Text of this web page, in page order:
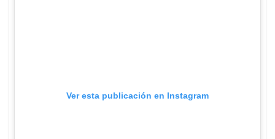
Ver esta publicación en Instagram